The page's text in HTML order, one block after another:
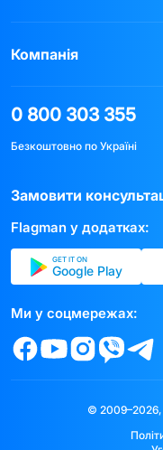
Компанія
0 800 303 355
Безкоштовно по Україні
Замовити
Flagman у додатках:
GET IT ON
Google Play
Ми у соцмережах:
© 2009–2026,